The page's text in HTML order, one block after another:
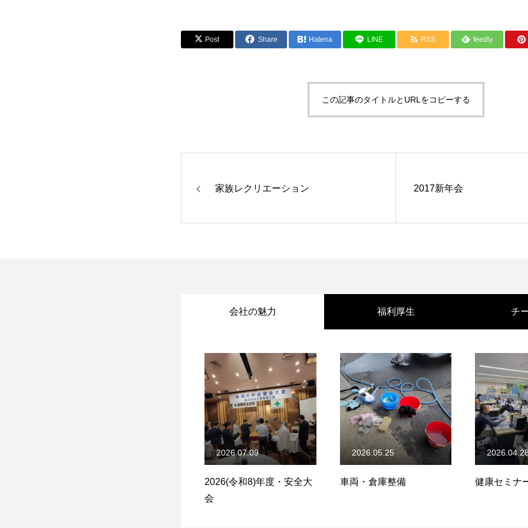
Post Share Hatena LINE RSS feedly
この記事のタイトルとURLをコピーする
家族レクリエーション 2017新年会
会社の魅力 福利厚生 チ
2026(令和8)年度・安全大
会
2026.07.09
車両・倉庫整備
2026.05.25
健康セミナ